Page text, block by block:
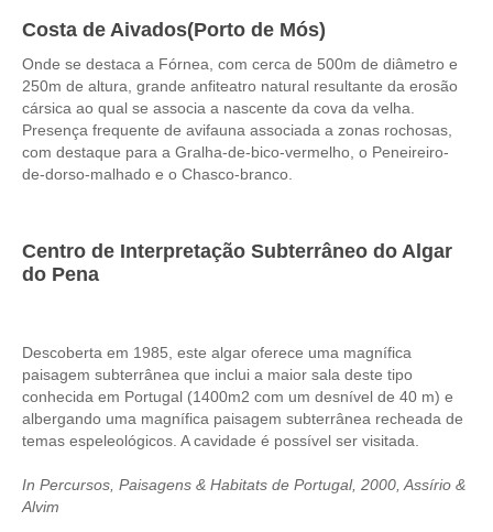
Experiências
Longa distância
de Lisboa a Coimbra com drop-off no Porto
de Lisboa a Aveiro e Ílhavo, drop-off em Aveiro
Caminhos de Portugal
História, Sol e Mar > 6 dias
Descubra Portugal > 9 dias
Centro e Norte de Portugal > 10 dias
Mérida e Madrid > 2 dias
Costa de Aivados(Porto de Mós)
Onde se destaca a Fórnea, com cerca de 500m de diâmetro e
250m de altura, grande anfiteatro natural resultante da erosão
cársica ao qual se associa a nascente da cova da velha.
Presença frequente de avifauna associada a zonas rochosas,
com destaque para a Gralha-de-bico-vermelho, o Peneireiro-
de-dorso-malhado e o Chasco-branco.
Centro de Interpretação Subterrâneo do Algar
do Pena
Descoberta em 1985, este algar oferece uma magnífica
paisagem subterrânea que inclui a maior sala deste tipo
conhecida em Portugal (1400m2 com um desnível de 40 m) e
albergando uma magnífica paisagem subterrânea recheada de
temas espeleológicos. A cavidade é possível ser visitada.
In Percursos, Paisagens & Habitats de Portugal, 2000, Assírio &
Alvim